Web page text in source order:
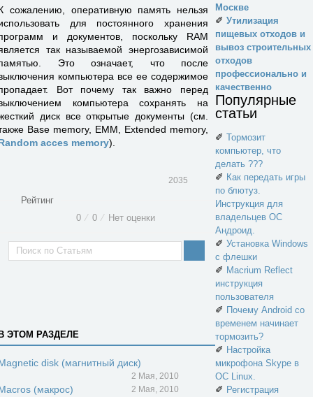
сожалению, оперативную память нельзя
для постоянного хранения
и документов, поскольку RAM
так называемой энергозависимой
Это означает, что после
компьютера все ее содержимое
Вот почему так важно перед
компьютера сохранять на
диск все открытые документы (см.
Base memory, EMM, Extended memory,
acces memory).
2035
Рейтинг
0 ⁄ 0 ⁄ Нет оценки
ЭТОМ РАЗДЕЛЕ
disk (магнитный диск)
2 Мая, 2010
(макрос) 2 Мая, 2010
Москве
✐ Утилизация
пищевых отходов и
вывоз строительных
отходов
профессионально и
качественно
Популярные
статьи
✐ Тормозит
компьютер, что
делать ???
✐ Как передать игры
по блютуз.
Инструкция для
владельцев ОС
Андроид.
✐ Установка Windows
с флешки
✐ Macrium Reflect
инструкция
пользователя
✐ Почему Android со
временем начинает
тормозить?
✐ Настройка
микрофона Skype в
ОС Linux.
✐ Регистрация